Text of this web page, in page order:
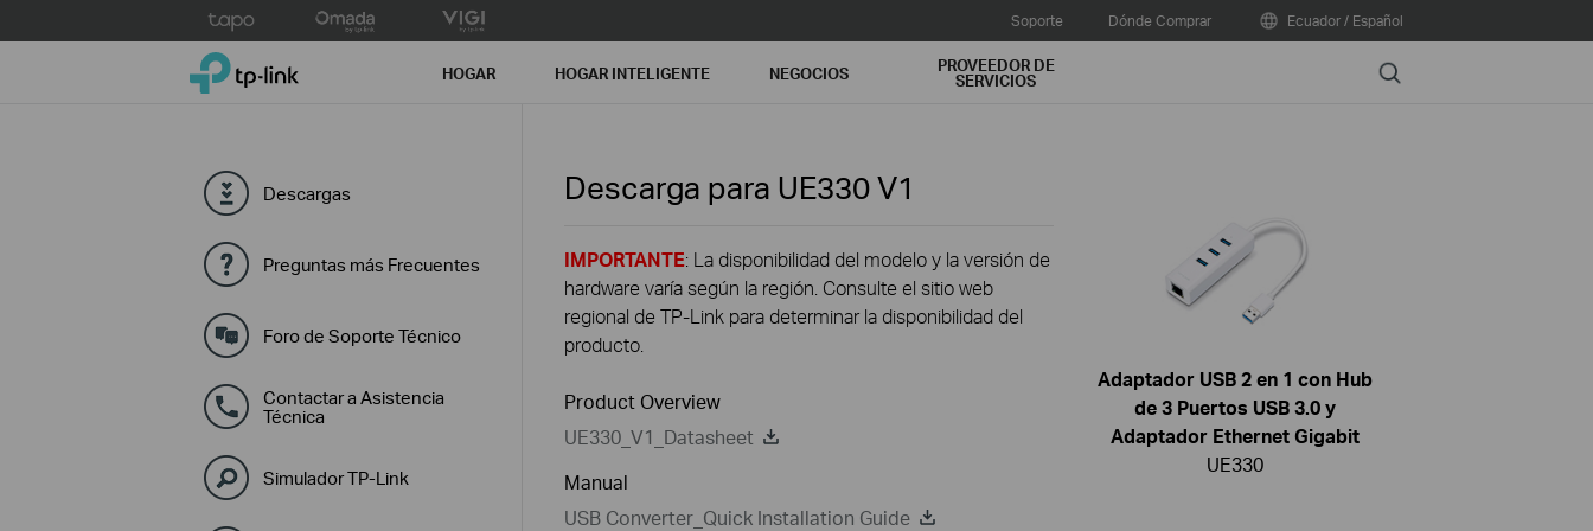
to
Soporte Dónde Comprar Ecuador / Español
TP-Link, Reliably Smart HOGAR HOGAR INTELIGENTE NEGOCIOS PROVEEDOR DE
SERVICIOS Search
Descargas
Preguntas más Frecuentes
Foro de Soporte Técnico
Contactar a Asistencia
Técnica
Simulador TP-Link
Descarga para UE330V1
IMPORTANTE: La disponibilidad del modelo y la versión de
hardware varía según la región. Consulte el sitio web
regional de TP-Link para determinar la disponibilidad del
producto.
Product Overview
UE330_V1_Datasheet
Manual
USB Converter_Quick Installation Guide
Adaptador USB 2 en 1 con Hub
de 3 Puertos USB 3.0 y
Adaptador Ethernet Gigabit
UE330